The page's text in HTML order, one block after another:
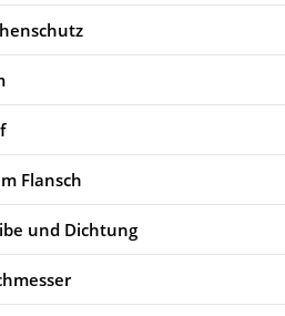
Flansch
und Dichtung